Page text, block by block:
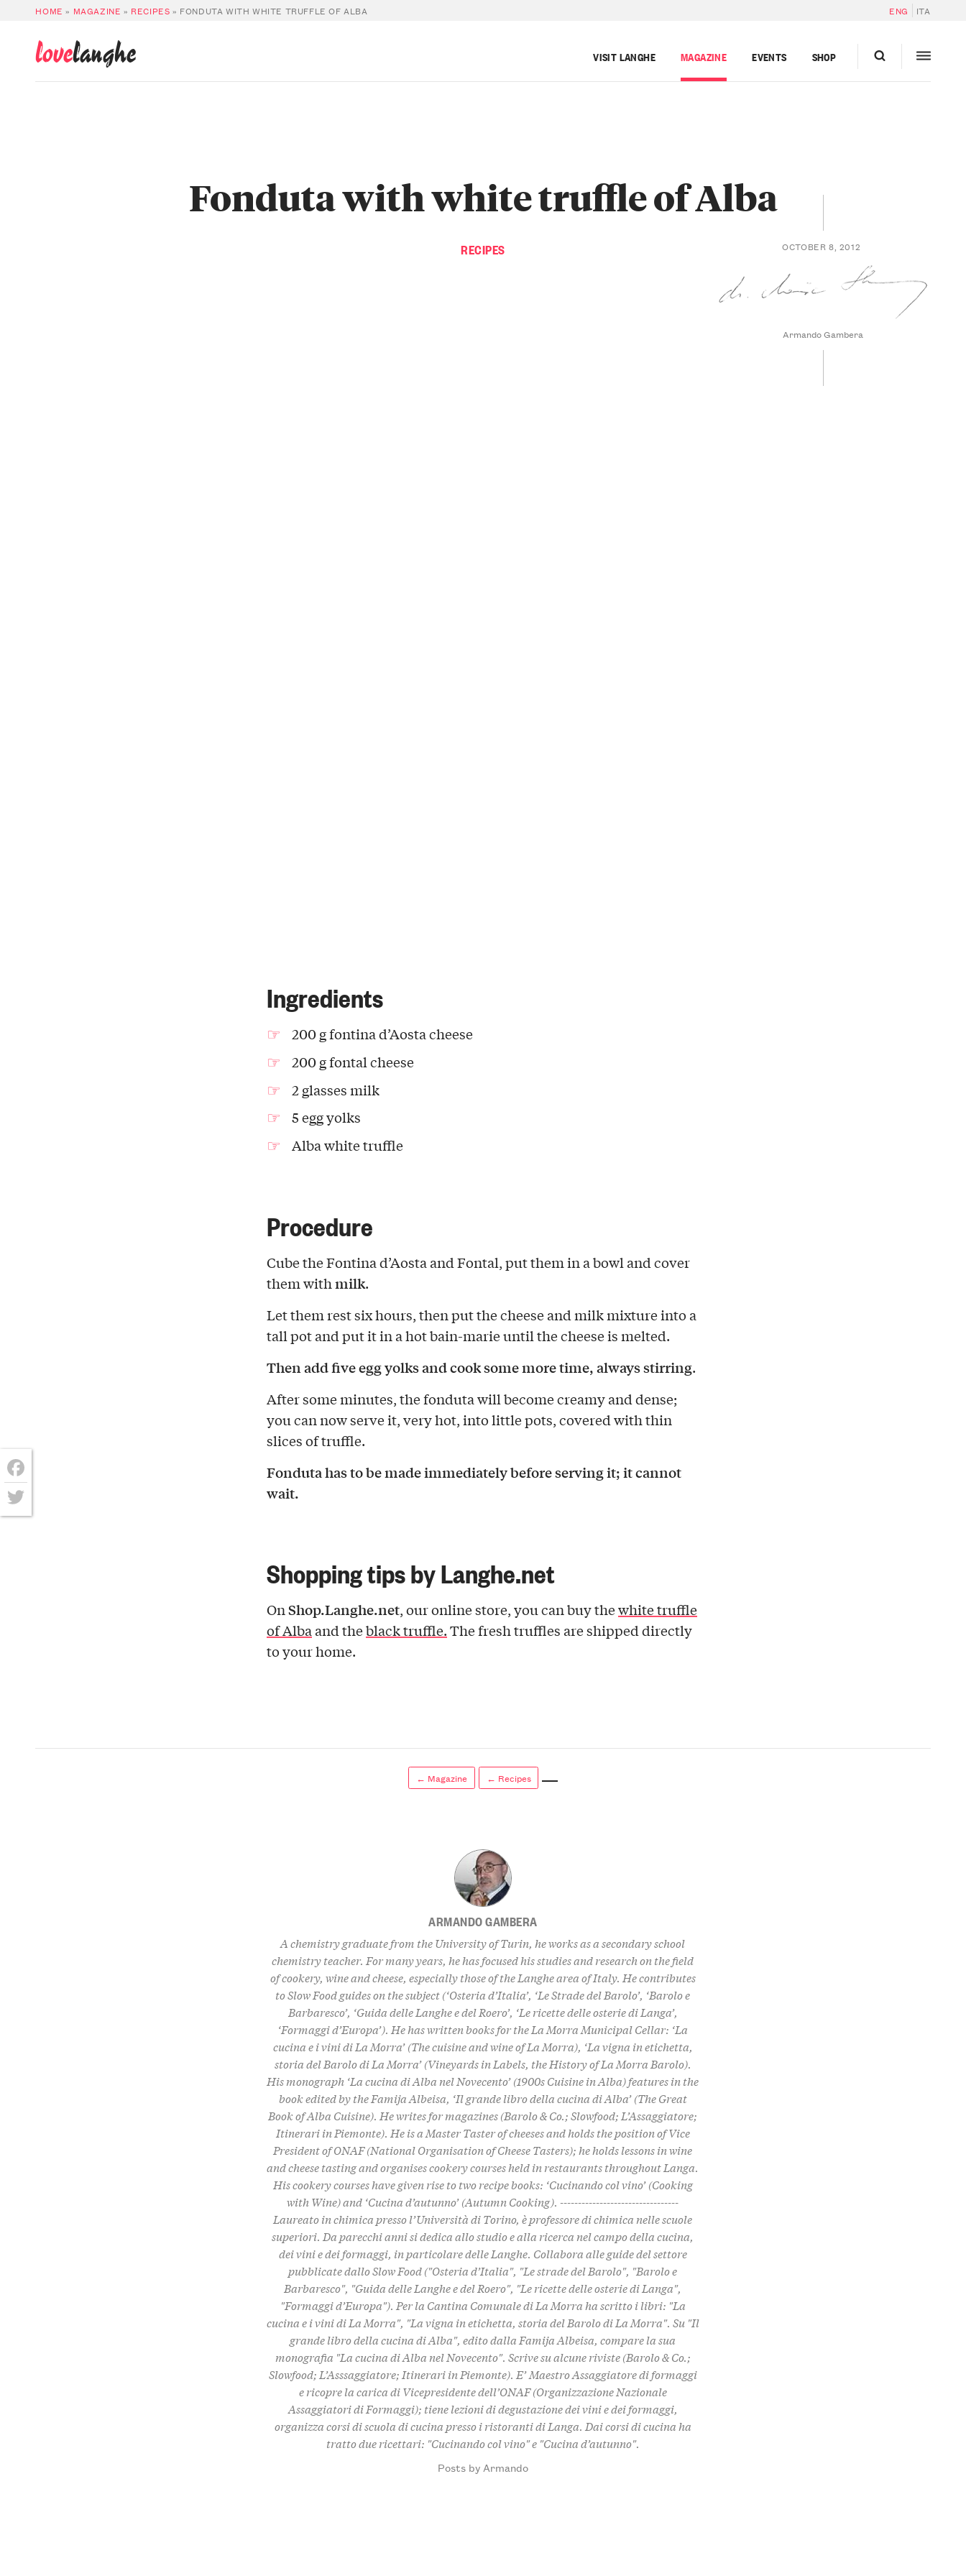
HOME » MAGAZINE » RECIPES » FONDUTA WITH WHITE TRUFFLE OF ALBA ENG ITA
lovelanghe VISIT LANGHE MAGAZINE EVENTS SHOP
RECIPES
Fonduta with white truffle of Alba
OCTOBER 8, 2012
Armando Gambera
Ingredients
200 g fontina d’Aosta cheese
200 g fontal cheese
2 glasses milk
5 egg yolks
Alba white truffle
Procedure
Cube the Fontina d’Aosta and Fontal, put them in a bowl and cover
them withmilk.
Let them rest six hours, then put the cheese and milk mixture into a
tall pot and put it in a hot bain-marie until the cheese is melted.
Then add five egg yolks and cook some more time, always stirring.
After some minutes, the fonduta will become creamy and dense;
you can now serve it, very hot, into little pots, covered with thin
slices of truffle.
Fonduta has to be made immediately before serving it; it cannot
wait.
Shopping tips by Langhe.net
OnShop.Langhe.net, our online store, you can buy thewhite truffle
of Albaand theblack truffle.The fresh truffles are shipped directly
to your home.
← Magazine ← Recipes
ARMANDO GAMBERA
A chemistry graduate from the University of Turin, he works as a secondary school
chemistry teacher. For many years, he has focused his studies and research on the field
of cookery, wine and cheese, especially those of the Langhe area of Italy. He contributes
to Slow Food guides on the subject (‘Osteria d’Italia’, ‘Le Strade del Barolo’, ‘Barolo e
Barbaresco’, ‘Guida delle Langhe e del Roero’, ‘Le ricette delle osterie di Langa’,
‘Formaggi d’Europa’). He has written books for the La Morra Municipal Cellar: ‘La
cucina e i vini di La Morra’ (The cuisine and wine of La Morra), ‘La vigna in etichetta,
storia del Barolo di La Morra’ (Vineyards in Labels, the History of La Morra Barolo).
His monograph ‘La cucina di Alba nel Novecento’ (1900s Cuisine in Alba) features in the
book edited by the Famija Albeisa, ‘Il grande libro della cucina di Alba’ (The Great
Book of Alba Cuisine). He writes for magazines (Barolo & Co.; Slowfood; L’Assaggiatore;
Itinerari in Piemonte). He is a Master Taster of cheeses and holds the position of Vice
President of ONAF (National Organisation of Cheese Tasters); he holds lessons in wine
and cheese tasting and organises cookery courses held in restaurants throughout Langa.
His cookery courses have given rise to two recipe books: ‘Cucinando col vino’ (Cooking
with Wine) and ‘Cucina d’autunno’ (Autumn Cooking). ---------------------------------
Laureato in chimica presso l’Università di Torino, è professore di chimica nelle scuole
superiori. Da parecchi anni si dedica allo studio e alla ricerca nel campo della cucina,
dei vini e dei formaggi, in particolare delle Langhe. Collabora alle guide del settore
pubblicate dallo Slow Food ("Osteria d’Italia", "Le strade del Barolo", "Barolo e
Barbaresco", "Guida delle Langhe e del Roero", "Le ricette delle osterie di Langa",
"Formaggi d’Europa"). Per la Cantina Comunale di La Morra ha scritto i libri: "La
cucina e i vini di La Morra", "La vigna in etichetta, storia del Barolo di La Morra". Su "Il
grande libro della cucina di Alba", edito dalla Famija Albeisa, compare la sua
monografia "La cucina di Alba nel Novecento". Scrive su alcune riviste (Barolo & Co.;
Slowfood; L’Asssaggiatore; Itinerari in Piemonte). E’ Maestro Assaggiatore di formaggi
e ricopre la carica di Vicepresidente dell’ONAF (Organizzazione Nazionale
Assaggiatori di Formaggi); tiene lezioni di degustazione dei vini e dei formaggi,
organizza corsi di scuola di cucina presso i ristoranti di Langa. Dai corsi di cucina ha
tratto due ricettari: "Cucinando col vino" e "Cucina d’autunno".
Posts by Armando
Facebook
Twitter